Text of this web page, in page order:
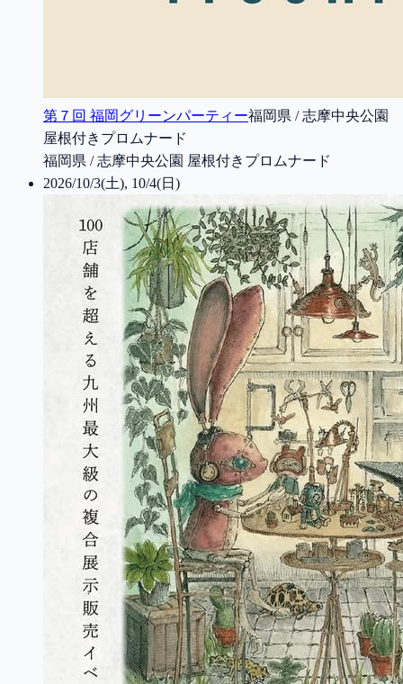
第７回 福岡グリーンパーティー福岡県 / 志摩中央公園
屋根付きプロムナード
福岡県 / 志摩中央公園 屋根付きプロムナード
2026/10/3(土), 10/4(日)